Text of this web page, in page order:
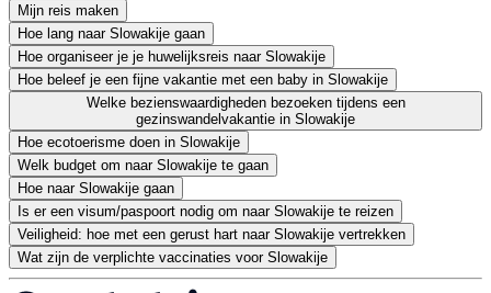
Mijn reis maken
Hoe lang naar Slowakije gaan
Hoe organiseer je je huwelijksreis naar Slowakije
Hoe beleef je een fijne vakantie met een baby in Slowakije
Welke bezienswaardigheden bezoeken tijdens een
gezinswandelvakantie in Slowakije
Hoe ecotoerisme doen in Slowakije
Welk budget om naar Slowakije te gaan
Hoe naar Slowakije gaan
Is er een visum/paspoort nodig om naar Slowakije te reizen
Veiligheid: hoe met een gerust hart naar Slowakije vertrekken
Wat zijn de verplichte vaccinaties voor Slowakije